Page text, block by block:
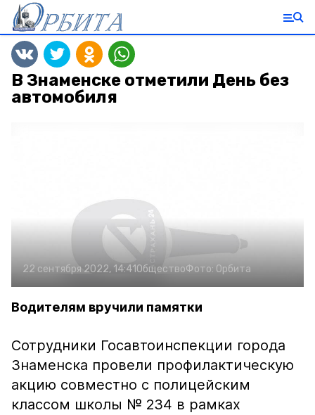
В Знаменске отметили День без
автомобиля
22 сентября 2022, 14:41ОбществоФото: Орбита
Водителям вручили памятки
Сотрудники Госавтоинспекции города
Знаменска провели профилактическую
акцию совместно с полицейским
классом школы № 234 в рамках